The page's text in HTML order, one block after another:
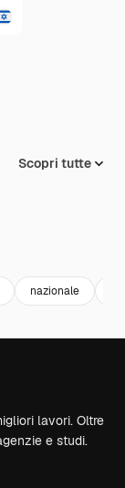
Scopri tutte
nazionale
lavori. Oltre
e studi.